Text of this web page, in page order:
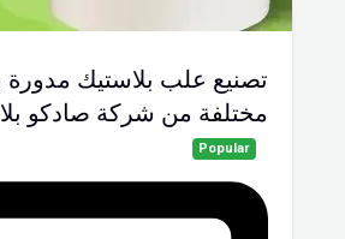
تصنيع علب بلاستيك
مختلفة من شركة صادكو
Popular